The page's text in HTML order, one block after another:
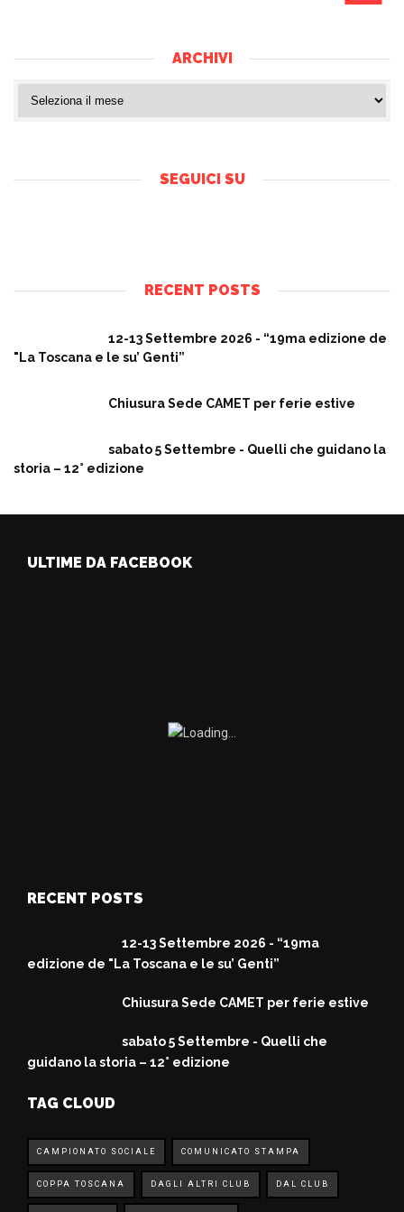
ARCHIVI
SEGUICI SU
RECENT POSTS
12-13 Settembre 2026 - “19ma edizione de
"La Toscana e le su’ Genti”
Chiusura Sede CAMET per ferie estive
sabato 5 Settembre - Quelli che guidano la
storia – 12° edizione
ULTIME DA FACEBOOK
RECENT POSTS
12-13 Settembre 2026 - “19ma
edizione de "La Toscana e le su’ Genti”
Chiusura Sede CAMET per ferie estive
sabato 5 Settembre - Quelli che
guidano la storia – 12° edizione
TAG CLOUD
CAMPIONATO SOCIALE COMUNICATO STAMPA
COPPA TOSCANA DAGLI ALTRI CLUB DAL CLUB